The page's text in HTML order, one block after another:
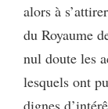
alors à
du Royaume
nul doute les
lesquels ont
dignes